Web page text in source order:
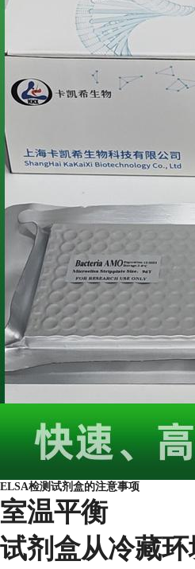
ELSA检测试剂盒的注意事项
室温平衡
试剂盒从冷藏